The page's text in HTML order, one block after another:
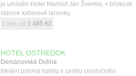
je umístěn Hotel Marmot Ján Šverma, v blízkosti
stanice kabinové lanovky.
1 noc od 1 485 Kč
HOTEL OSTREDOK
Demänovská Dolina
Ideální poloha hotelu v centru celoročního